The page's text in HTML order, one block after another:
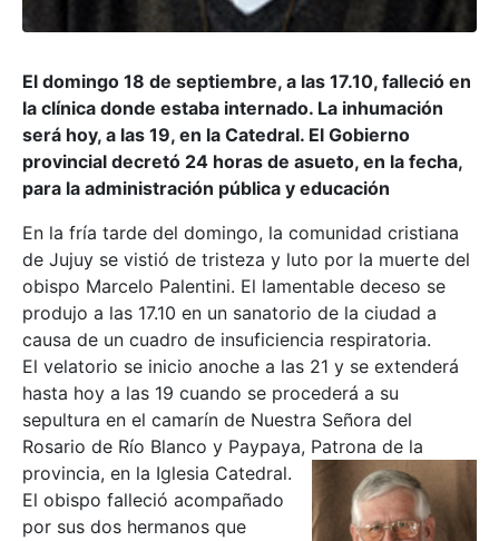
El domingo 18 de septiembre, a las 17.10, falleció en
la clínica donde estaba internado. La inhumación
será hoy, a las 19, en la Catedral. El Gobierno
provincial decretó 24 horas de asueto, en la fecha,
para la administración pública y educación
En la fría tarde del domingo, la comunidad cristiana
de Jujuy se vistió de tristeza y luto por la muerte del
obispo Marcelo Palentini. El lamentable deceso se
produjo a las 17.10 en un sanatorio de la ciudad a
causa de un cuadro de insuficiencia respiratoria.
El velatorio se inicio anoche a las 21 y se extenderá
hasta hoy a las 19 cuando se procederá a su
sepultura en el camarín de Nuestra Señora del
Rosario de Río Blanco y Paypaya, Patrona de la
provincia, en la Iglesia Catedral.
El obispo falleció acompañado
por sus dos hermanos que